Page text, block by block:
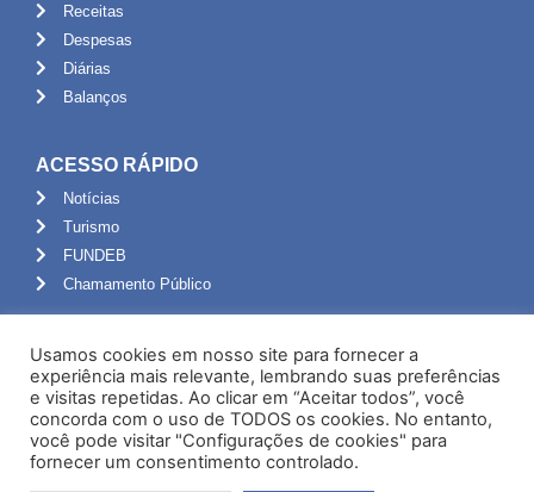
Receitas
Despesas
Diárias
Balanços
ACESSO RÁPIDO
Notícias
Turismo
FUNDEB
Chamamento Público
Portal do Servidor
Webmail
Administração
Usamos cookies em nosso site para fornecer a
experiência mais relevante, lembrando suas preferências
e visitas repetidas. Ao clicar em “Aceitar todos”, você
concorda com o uso de TODOS os cookies. No entanto,
você pode visitar "Configurações de cookies" para
fornecer um consentimento controlado.